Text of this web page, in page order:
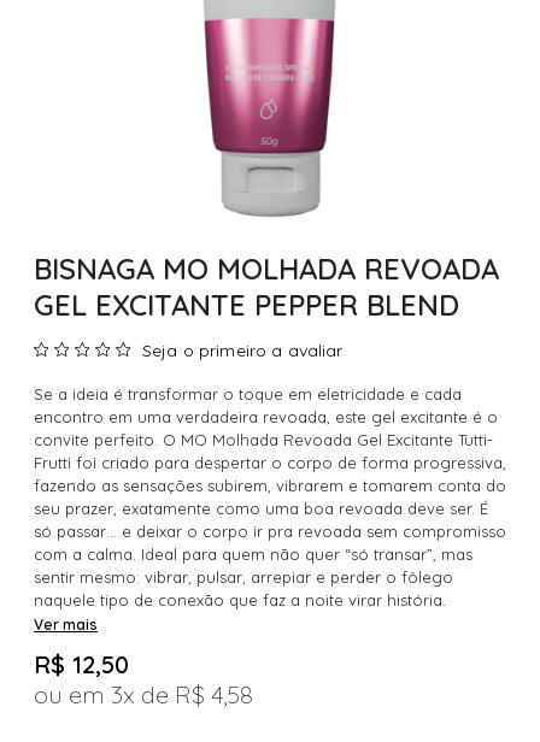
BISNAGA MO MOLHADA REVOADA
GEL EXCITANTE PEPPER BLEND
Seja o primeiro a avaliar
Se a ideia é transformar o toque em eletricidade e cada
encontro em uma verdadeira revoada, este gel excitante é o
convite perfeito. O MO Molhada Revoada Gel Excitante Tutti-
Frutti foi criado para despertar o corpo de forma progressiva,
fazendo as sensações subirem, vibrarem e tomarem conta do
seu prazer, exatamente como uma boa revoada deve ser. É
só passar… e deixar o corpo ir pra revoada sem compromisso
com a calma. Ideal para quem não quer “só transar”, mas
sentir mesmo: vibrar, pulsar, arrepiar e perder o fôlego
naquele tipo de conexão que faz a noite virar história.
Ver mais
R$ 12,50
3x
R$ 4,58